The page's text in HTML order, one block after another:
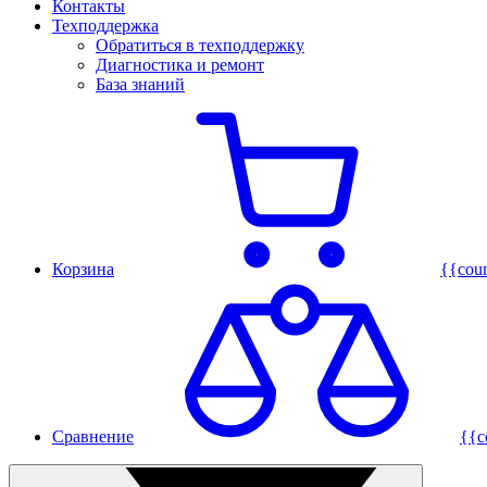
Контакты
Техподдержка
Обратиться в техподдержку
Диагностика и ремонт
База знаний
Корзина
Сравнение